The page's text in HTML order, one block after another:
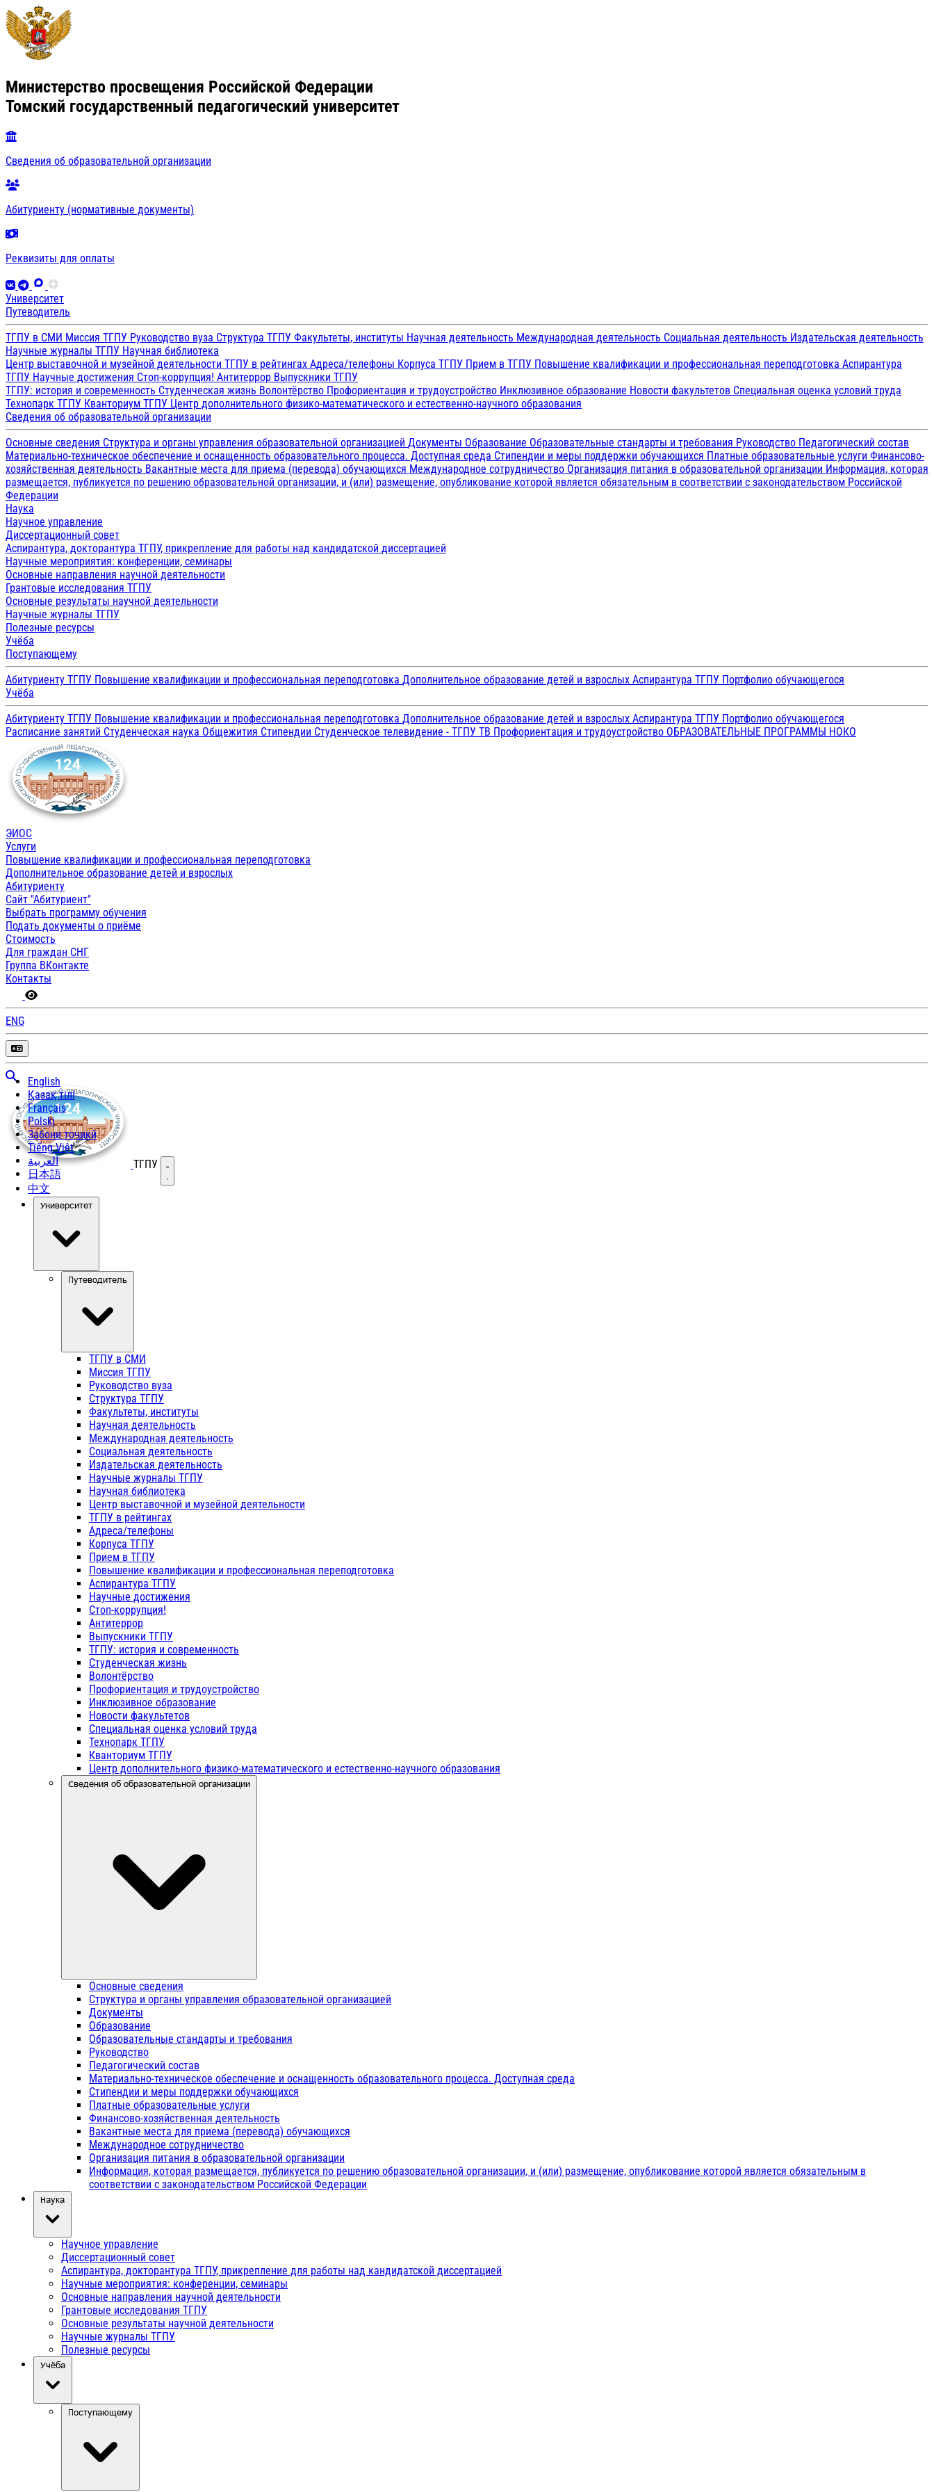
Министерство просвещения Российской Федерации
Томский государственный педагогический университет
Сведения об образовательной организации
Абитуриенту (нормативные документы)
Реквизиты для оплаты
Университет
Путеводитель
ТГПУ в СМИ Миссия ТГПУ Руководство вуза Структура ТГПУ Факультеты, институты Научная деятельность Международная деятельность Социальная деятельность Издательская деятельность
Научные журналы ТГПУ Научная библиотека
Центр выставочной и музейной деятельности ТГПУ в рейтингах Адреса/телефоны Корпуса ТГПУ Прием в ТГПУ Повышение квалификации и профессиональная переподготовка Аспирантура
ТГПУ Научные достижения Стоп-коррупция! Антитеррор Выпускники ТГПУ
ТГПУ: история и современность Студенческая жизнь Волонтёрство Профориентация и трудоустройство Инклюзивное образование Новости факультетов Специальная оценка условий труда
Технопарк ТГПУ Кванториум ТГПУ Центр дополнительного физико-математического и естественно-научного образования
Сведения об образовательной организации
Основные сведения Структура и органы управления образовательной организацией Документы Образование Образовательные стандарты и требования Руководство Педагогический состав
Материально-техническое обеспечение и оснащенность образовательного процесса. Доступная среда Стипендии и меры поддержки обучающихся Платные образовательные услуги Финансово-
хозяйственная деятельность Вакантные места для приема (перевода) обучающихся Международное сотрудничество Организация питания в образовательной организации Информация, которая
размещается, публикуется по решению образовательной организации, и (или) размещение, опубликование которой является обязательным в соответствии с законодательством Российской
Федерации
Наука
Научное управление
Диссертационный совет
Аспирантура, докторантура ТГПУ, прикрепление для работы над кандидатской диссертацией
Научные мероприятия: конференции, семинары
Основные направления научной деятельности
Грантовые исследования ТГПУ
Основные результаты научной деятельности
Научные журналы ТГПУ
Полезные ресурсы
Учёба
Поступающему
Абитуриенту ТГПУ Повышение квалификации и профессиональная переподготовка Дополнительное образование детей и взрослых Аспирантура ТГПУ Портфолио обучающегося
Учёба
Абитуриенту ТГПУ Повышение квалификации и профессиональная переподготовка Дополнительное образование детей и взрослых Аспирантура ТГПУ Портфолио обучающегося
Расписание занятий Студенческая наука Общежития Стипендии Студенческое телевидение - ТГПУ ТВ Профориентация и трудоустройство ОБРАЗОВАТЕЛЬНЫЕ ПРОГРАММЫ НОКО
ЭИОС
Услуги
Повышение квалификации и профессиональная переподготовка
Дополнительное образование детей и взрослых
Абитуриенту
Сайт "Абитуриент"
Выбрать программу обучения
Подать документы о приёме
Стоимость
Для граждан СНГ
Группа ВКонтакте
Контакты
ENG
English
Қазақ тілі
Français
Polski
Забони тоҷикӣ
Tiếng Việt
العربية
日本語
中文
ТГПУ Открыть меню
Университет
Путеводитель
ТГПУ в СМИ
Миссия ТГПУ
Руководство вуза
Структура ТГПУ
Факультеты, институты
Научная деятельность
Международная деятельность
Социальная деятельность
Издательская деятельность
Научные журналы ТГПУ
Научная библиотека
Центр выставочной и музейной деятельности
ТГПУ в рейтингах
Адреса/телефоны
Корпуса ТГПУ
Прием в ТГПУ
Повышение квалификации и профессиональная переподготовка
Аспирантура ТГПУ
Научные достижения
Стоп-коррупция!
Антитеррор
Выпускники ТГПУ
ТГПУ: история и современность
Студенческая жизнь
Волонтёрство
Профориентация и трудоустройство
Инклюзивное образование
Новости факультетов
Специальная оценка условий труда
Технопарк ТГПУ
Кванториум ТГПУ
Центр дополнительного физико-математического и естественно-научного образования
Сведения об образовательной организации
Основные сведения
Структура и органы управления образовательной организацией
Документы
Образование
Образовательные стандарты и требования
Руководство
Педагогический состав
Материально-техническое обеспечение и оснащенность образовательного процесса. Доступная среда
Стипендии и меры поддержки обучающихся
Платные образовательные услуги
Финансово-хозяйственная деятельность
Вакантные места для приема (перевода) обучающихся
Международное сотрудничество
Организация питания в образовательной организации
Информация, которая размещается, публикуется по решению образовательной организации, и (или) размещение, опубликование которой является обязательным в
соответствии с законодательством Российской Федерации
Наука
Научное управление
Диссертационный совет
Аспирантура, докторантура ТГПУ, прикрепление для работы над кандидатской диссертацией
Научные мероприятия: конференции, семинары
Основные направления научной деятельности
Грантовые исследования ТГПУ
Основные результаты научной деятельности
Научные журналы ТГПУ
Полезные ресурсы
Учёба
Поступающему